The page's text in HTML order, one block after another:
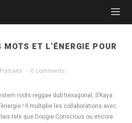
MOTS ET L’ÉNERGIE POUR
Portraits · 0 comments
roots reggae dub hexagonal, S’Kaya
! Il multiplie les collaborations avec
tels que Dougie Conscious ou encore